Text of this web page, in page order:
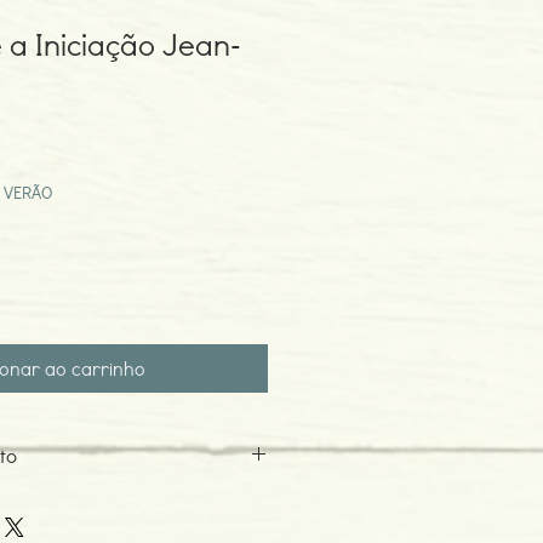
a Iniciação Jean-
ao carrinho